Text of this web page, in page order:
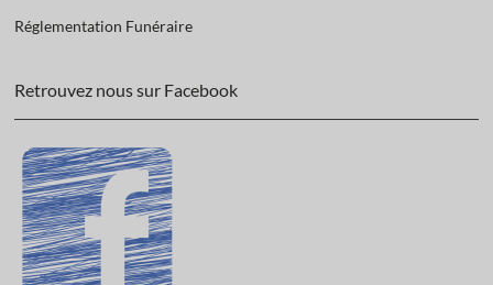
Réglementation Funéraire
Retrouvez nous sur Facebook